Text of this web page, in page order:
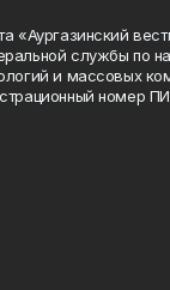
«Аургазинский
службы по
и массовых
номер